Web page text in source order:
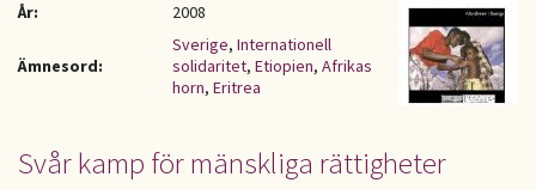
År:
2008
Ämnesord:
Sverige, Internationell
solidaritet, Etiopien, Afrikas
horn, Eritrea
Svår kamp för mänskliga rättigheter